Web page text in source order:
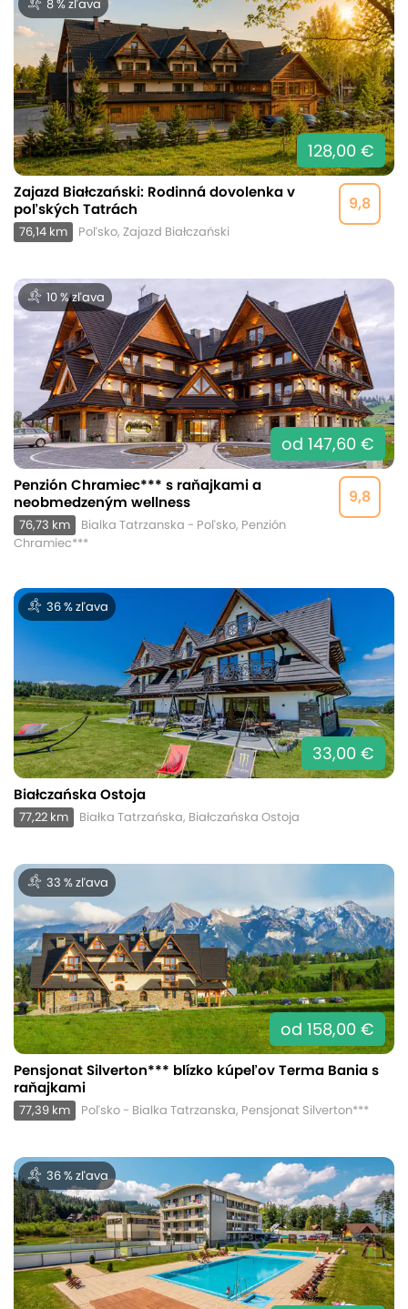
8 % zľava
128,00 €
9,8
Zajazd Białczański: Rodinná dovolenka v
poľských Tatrách
76,14 km Poľsko, Zajazd Białczański
10 % zľava
od 147,60 €
9,8
Penzión Chramiec*** s raňajkami a
neobmedzeným wellness
76,73 km
Bialka Tatrzanska - Poľsko, Penzión
Chramiec***
36 % zľava
33,00 €
Białczańska Ostoja
77,22 km Białka Tatrzańska, Białczańska Ostoja
33 % zľava
od 158,00 €
Pensjonat Silverton*** blízko kúpeľov Terma Bania s
raňajkami
77,39 km Poľsko - Bialka Tatrzanska, Pensjonat Silverton***
36 % zľava